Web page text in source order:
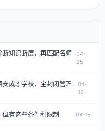
知识断层，再匹配名师
04-
25
成才学校，全封闭管理
04-
16
有这些条件和限制 04-15